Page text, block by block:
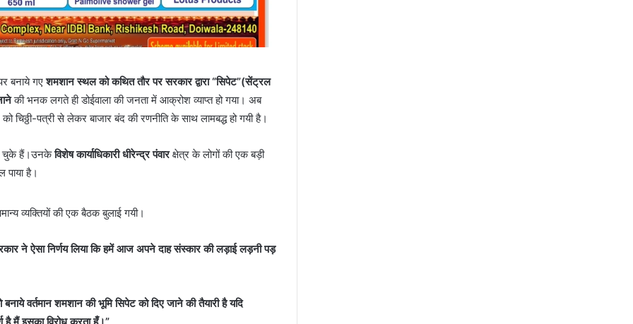
बनाये गएशमशान स्थल को कथित तौर पर सरकार द्वारा “सिपेट”(सेंट्रल
की भनक लगते ही डोईवाला की जनता में आक्रोश व्याप्त हो गया। अब
पत्री से लेकर बाजार बंद की रणनीति के साथ लामबद्ध हो गयी है।
चुके हैं।उनकेविशेष कार्याधिकारी धीरेन्द्र पंवारक्षेत्र के लोगों की एक बड़ी
है।
व्यक्तियों की एक बैठक बुलाई गयी।
ने ऐसा निर्णय लिया कि हमें आज अपने दाह संस्कार की लड़ाई लड़नी पड़
वर्तमान शमशान की भूमि सिपेट को दिए जाने की तैयारी है यदि